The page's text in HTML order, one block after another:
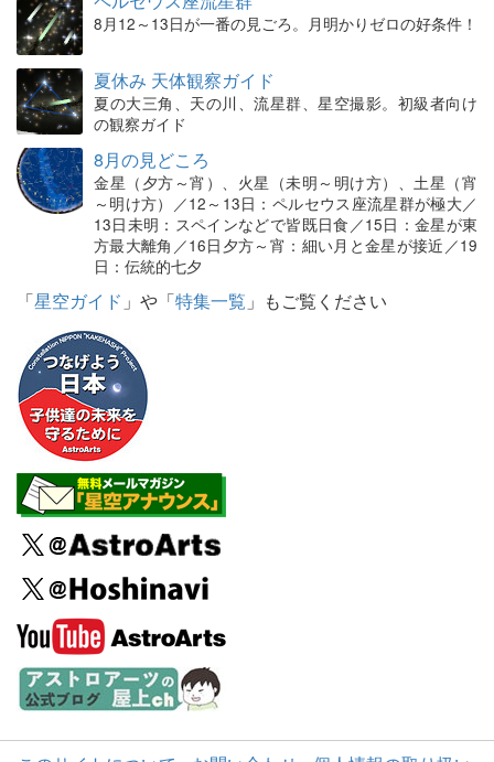
8月12～13日が一番の見ごろ。月明かりゼロの好条件！
夏休み 天体観察ガイド
夏の大三角、天の川、流星群、星空撮影。初級者向け
の観察ガイド
8月の見どころ
金星（夕方～宵）、火星（未明～明け方）、土星（宵
～明け方）／12～13日：ペルセウス座流星群が極大／
13日未明：スペインなどで皆既日食／15日：金星が東
方最大離角／16日夕方～宵：細い月と金星が接近／19
日：伝統的七夕
「星空ガイド 」や「特集一覧 」もご覧ください